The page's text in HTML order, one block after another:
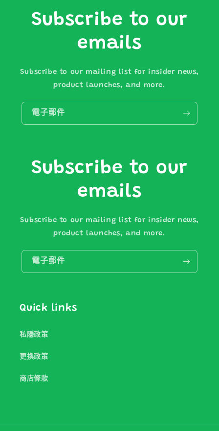
Subscribe to our
emails
Subscribe to our mailing list for insider news,
product launches, and more.
電子郵件
Subscribe to our
emails
Subscribe to our mailing list for insider news,
product launches, and more.
電子郵件
Quick links
私隱政策
更換政策
商店條款